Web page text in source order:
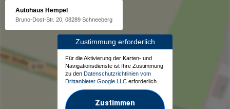
Autohaus Hempel
Bruno-Dost-Str. 20, 08289 Schneeberg
Zustimmung erforderlich
Für die Aktivierung der Karten- und
Navigationsdienste ist Ihre Zustimmung
zu den Datenschutzrichtlinien vom
Drittanbieter Google LLC erforderlich.
Zustimmen